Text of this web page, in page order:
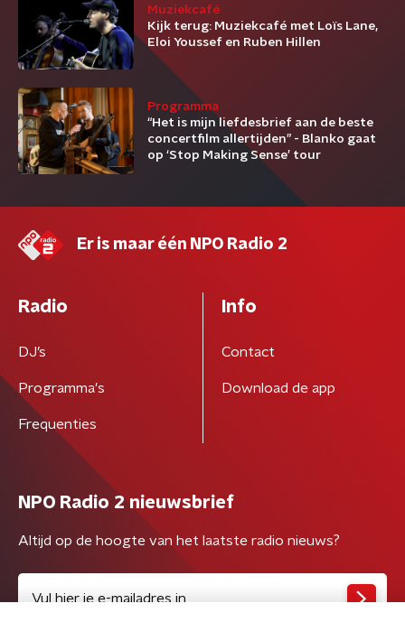
Muziekcafé
Kijk terug: Muziekcafé met Loïs Lane,
Eloi Youssef en Ruben Hillen
Programma
“Het is mijn liefdesbrief aan de beste
concertfilm allertijden” - Blanko gaat
op ‘Stop Making Sense’ tour
Er is maar één NPO Radio 2
Radio
DJ’s
Programma's
Frequenties
Info
Contact
Download de app
NPO Radio 2 nieuwsbrief
Altijd op de hoogte van het laatste radio nieuws?